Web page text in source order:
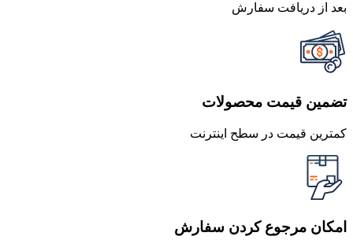
بعد از دریافت سفارش
تضمین قیمت محصولات
کمترین قیمت در سطح اینترنت
امکان مرجوع کردن سفارش